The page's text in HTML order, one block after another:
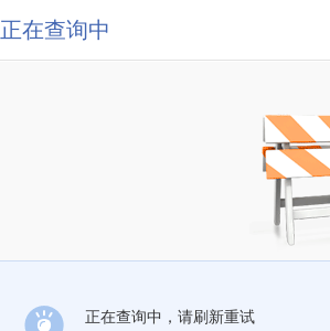
正在查询中
正在查询中，请刷新重试